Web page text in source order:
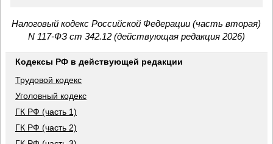
Налоговый кодекс Российской Федерации (часть вторая)
N 117-ФЗ ст 342.12 (действующая редакция 2026)
Кодексы РФ в действующей редакции
Трудовой кодекс
Уголовный кодекс
ГК РФ (часть 1)
ГК РФ (часть 2)